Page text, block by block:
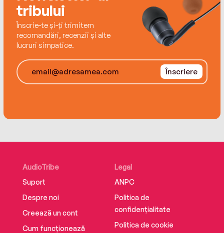
Editura Omnium
ISBN 978-630-6616-74-9
tribului
Înscrie-te și-ți trimitem
recomandări, recenzii și alte
lucruri simpatice.
Înscriere
AudioTribe
Suport
Despre noi
Creează un cont
Cum funcționează
Legal
ANPC
Politica de
confidențialitate
Politica de cookie